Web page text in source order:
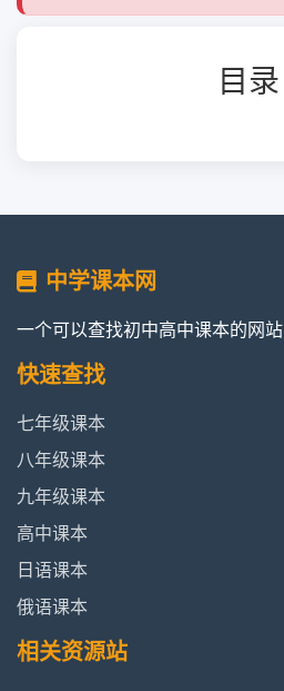
目录
中学课本网
一个可以查找初中高中课本的网站
快速查找
七年级课本
八年级课本
九年级课本
高中课本
日语课本
俄语课本
相关资源站